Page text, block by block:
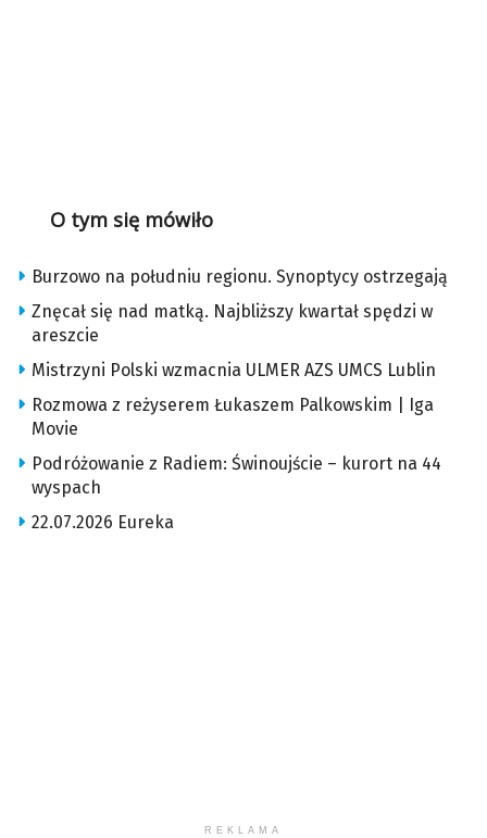
O tym się mówiło
Burzowo na południu regionu. Synoptycy ostrzegają
Znęcał się nad matką. Najbliższy kwartał spędzi w
areszcie
Mistrzyni Polski wzmacnia ULMER AZS UMCS Lublin
Rozmowa z reżyserem Łukaszem Palkowskim | Iga
Movie
Podróżowanie z Radiem: Świnoujście – kurort na 44
wyspach
22.07.2026 Eureka
REKLAMA